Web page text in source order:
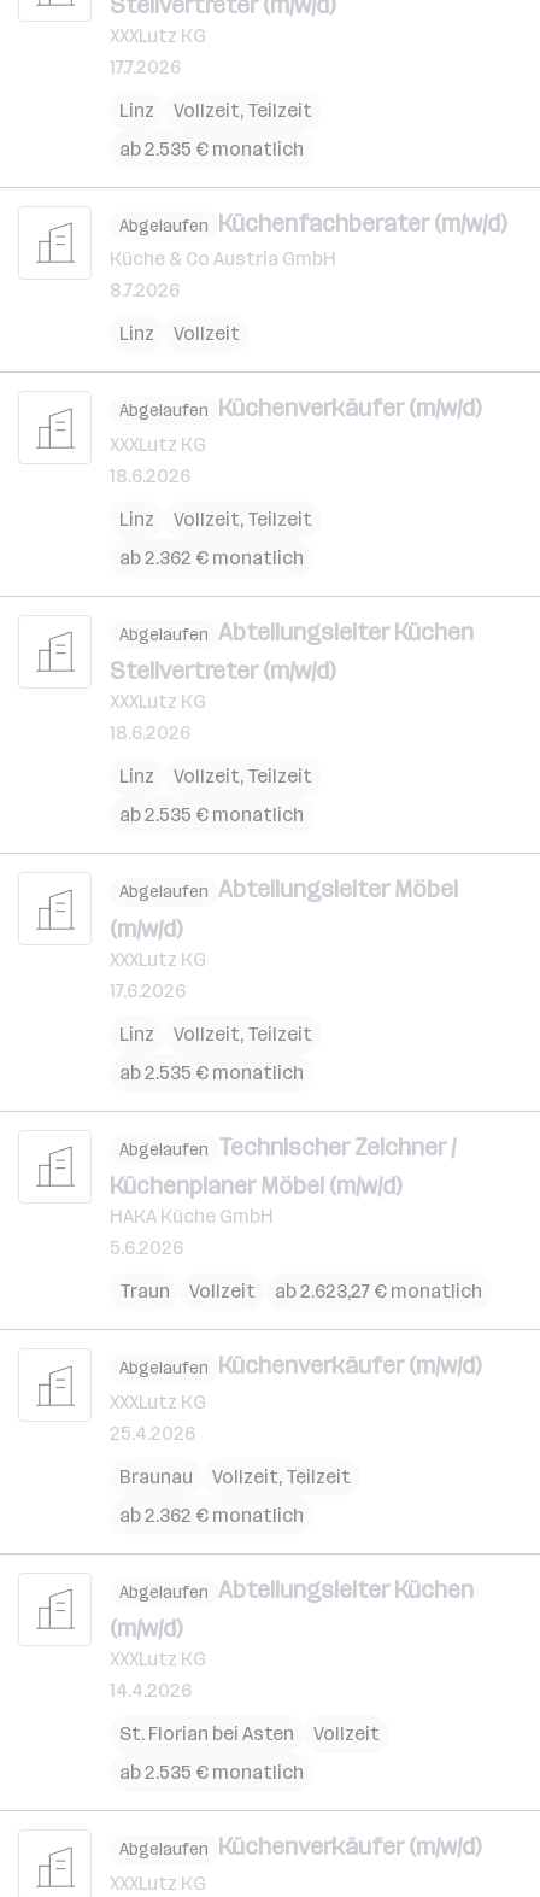
XXXLutz KG
17.7.2026
Linz
Vollzeit, Teilzeit
ab 2.535 € monatlich
Abgelaufen Küchenfachberater (m/w/d)
Küche & Co Austria GmbH
8.7.2026
Linz
Vollzeit
Abgelaufen Küchenverkäufer (m/w/d)
XXXLutz KG
18.6.2026
Linz
Vollzeit, Teilzeit
ab 2.362 € monatlich
Abgelaufen Abteilungsleiter Küchen
Stellvertreter (m/w/d)
XXXLutz KG
18.6.2026
Linz
Vollzeit, Teilzeit
ab 2.535 € monatlich
Abgelaufen Abteilungsleiter Möbel
(m/w/d)
XXXLutz KG
17.6.2026
Linz
Vollzeit, Teilzeit
ab 2.535 € monatlich
Abgelaufen Technischer Zeichner /
Küchenplaner Möbel (m/w/d)
HAKA Küche GmbH
5.6.2026
Traun
Vollzeit ab 2.623,27 € monatlich
Abgelaufen Küchenverkäufer (m/w/d)
XXXLutz KG
25.4.2026
Braunau
Vollzeit, Teilzeit
ab 2.362 € monatlich
Abgelaufen Abteilungsleiter Küchen
(m/w/d)
XXXLutz KG
14.4.2026
St. Florian bei Asten
Vollzeit
ab 2.535 € monatlich
Abgelaufen Küchenverkäufer (m/w/d)
XXXLutz KG